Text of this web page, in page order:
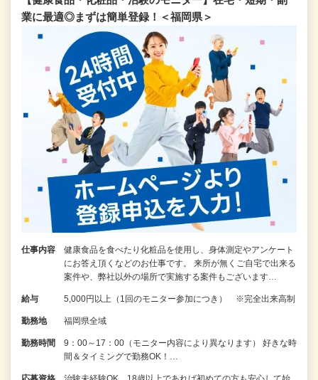
業に最適◎まずは簡単登録！＜福岡県＞
仕事内容
健康食品を食べたり化粧品を使用し、身体測定やアンケート
にお答え頂くなどのお仕事です。 来所が無くご自宅で出来る
案件や、弊社以外の場所で実施する案件もございます…
給与 5,000円以上（1回のモニター参加につき） ※完全出来高制
勤務地 福岡県全域
勤務時間
9：00～17：00（モニター内容により異なります） 好きな時
間＆タイミングで勤務OK！…